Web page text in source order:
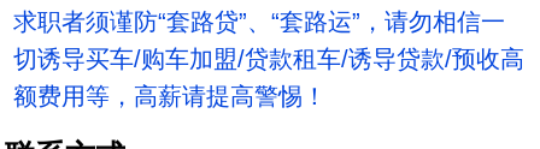
求职者须谨防“套路贷”、“套路运”，请勿相信一
切诱导买车/购车加盟/贷款租车/诱导贷款/预收高
额费用等，高薪请提高警惕！